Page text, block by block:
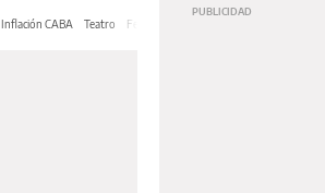
Inflación CABA Teatro Feria de Editores